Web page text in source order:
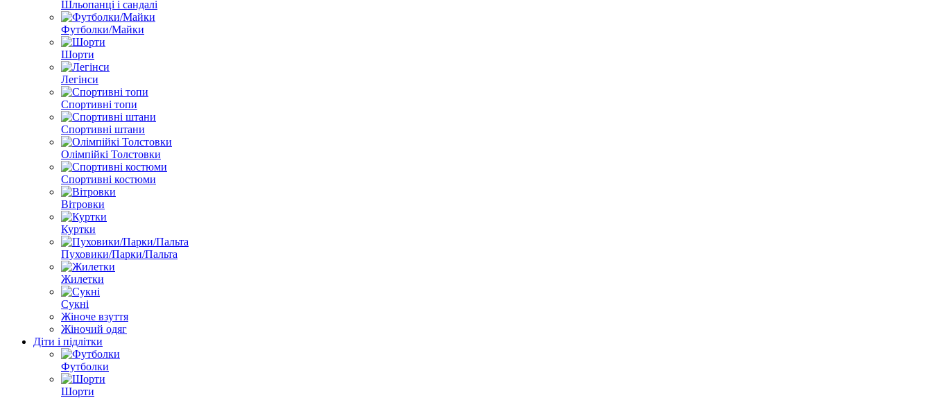
Шльопанці і сандалі
Футболки/Майки
Шорти
Легінси
Спортивні топи
Спортивні штани
Олімпійкі Толстовки
Спортивні костюми
Вітровки
Куртки
Пуховики/Парки/Пальта
Жилетки
Сукні
Жіноче взуття
Жіночий одяг
Діти і підлітки
Футболки
Шорти